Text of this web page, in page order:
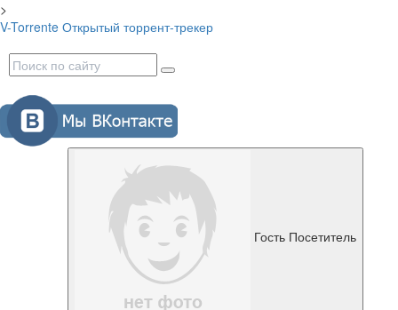
>
V-Torrente Открытый торрент-трекер
Гость Посетитель